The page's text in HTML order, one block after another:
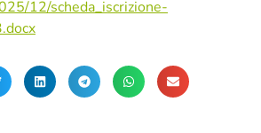
12/scheda_iscrizione-